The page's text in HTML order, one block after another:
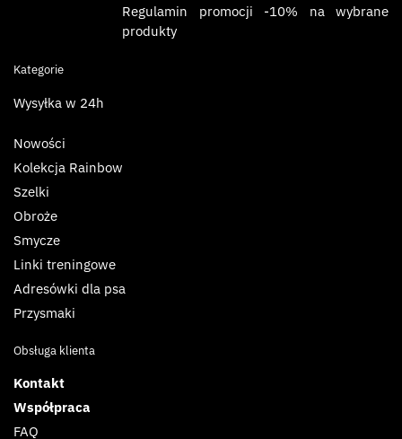
Regulamin promocji -10% na wybrane
produkty
Kategorie
Wysyłka w 24h
Nowości
Kolekcja Rainbow
Szelki
Obroże
Smycze
Linki treningowe
Adresówki dla psa
Przysmaki
Obsługa klienta
Kontakt
Współpraca
FAQ